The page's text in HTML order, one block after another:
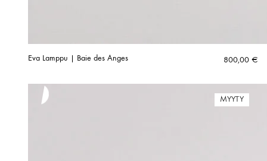
Eva Lamppu | Baie des Anges 800,00 €
MYYTY